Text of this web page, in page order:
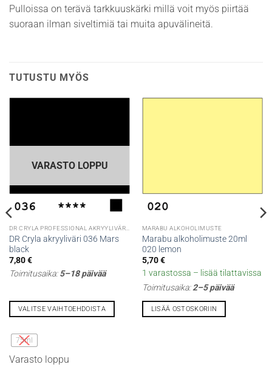
Pulloissa on terävä tarkkuuskärki millä voit myös piirtää
suoraan ilman siveltimiä tai muita apuvälineitä.
TUTUSTU MYÖS
VARASTO LOPPU
DR CRYLA PROFESSIONAL AKRYYLIVÄRIT
DR Cryla akryyliväri 036 Mars
black
7,80€
Toimitusaika:5–18 päivää
VALITSE VAIHTOEHDOISTA
tuotteella
on
useampi
75ml
Varasto loppu
MARABU ALKOHOLIMUSTE
Marabu alkoholimuste 20ml
020 lemon
5,70€
1 varastossa – lisää tilattavissa
Toimitusaika:2–5 päivää
LISÄÄ OSTOSKORIIN